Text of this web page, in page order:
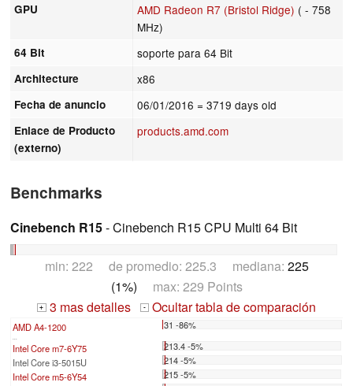
GPU AMD Radeon R7 (Bristol Ridge) ( - 758
MHz)
64 Bit soporte para 64 Bit
Architecture x86
Fecha de anuncio 06/01/2016 = 3719 days old
Enlace de Producto
(externo)
products.amd.com
Benchmarks
Cinebench R15- Cinebench R15 CPU Multi 64 Bit
min: 222 de promedio: 225.3 mediana: 225
(1%) max: 229 Points
+ 3 mas detalles - Ocultar tabla de comparación
AMD A4-1200 31 -86%
Intel Core m7-6Y75
213.4 -5%
Intel Core i3-5015U
214 -5%
Intel Core m5-6Y54
215 -5%